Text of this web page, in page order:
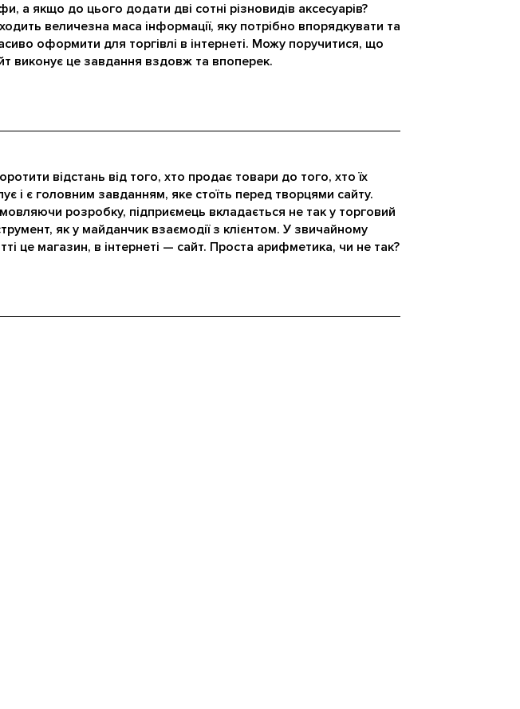
а якщо до цього додати дві сотні різновидів аксесуарів?
величезна маса інформації, яку потрібно впорядкувати та
оформити для торгівлі в інтернеті. Можу поручитися, що
виконує це завдання вздовж та впоперек.
відстань від того, хто продає товари до того, хто їх
і є головним завданням, яке стоїть перед творцями сайту.
розробку, підприємець вкладається не так у торговий
як у майданчик взаємодії з клієнтом. У звичайному
це магазин, в інтернеті — сайт. Проста арифметика, чи не так?